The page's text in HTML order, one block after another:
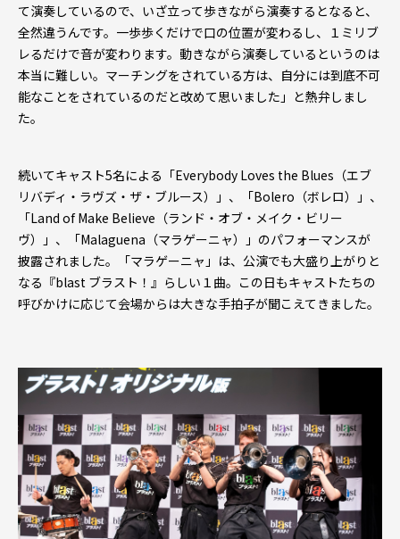
て演奏しているので、いざ立って歩きながら演奏するとなると、
全然違うんです。一歩歩くだけで口の位置が変わるし、１ミリブ
レるだけで音が変わります。動きながら演奏しているというのは
本当に難しい。マーチングをされている方は、自分には到底不可
能なことをされているのだと改めて思いました」と熱弁しまし
た。
続いてキャスト5名による「Everybody Loves the Blues（エブ
リバディ・ラヴズ・ザ・ブルース）」、「Bolero（ボレロ）」、
「Land of Make Believe（ランド・オブ・メイク・ビリー
ヴ）」、「Malaguena（マラゲーニャ）」のパフォーマンスが
披露されました。「マラゲーニャ」は、公演でも大盛り上がりと
なる『blast ブラスト！』らしい１曲。この日もキャストたちの
呼びかけに応じて会場からは大きな手拍子が聞こえてきました。